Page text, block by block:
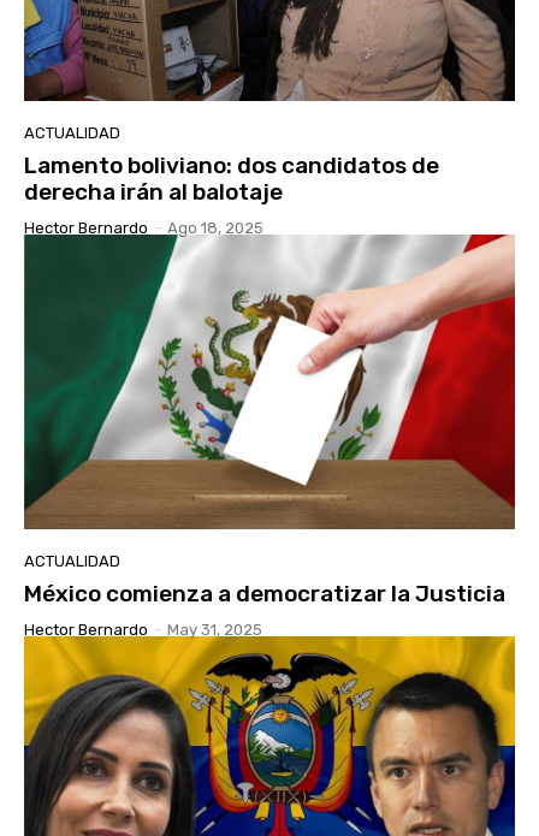
ACTUALIDAD
Lamento boliviano: dos candidatos de
derecha irán al balotaje
Hector Bernardo - Ago 18, 2025
ACTUALIDAD
México comienza a democratizar la Justicia
Hector Bernardo - May 31, 2025